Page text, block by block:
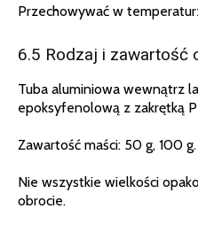
Przechowywać w
6.5 Rodzaj i zawartość
Tuba aluminiowa wewnątrz
epoksyfenolową z zakrętką
Zawartość maści: 50 g, 100 g.
Nie wszystkie wielkości
obrocie.